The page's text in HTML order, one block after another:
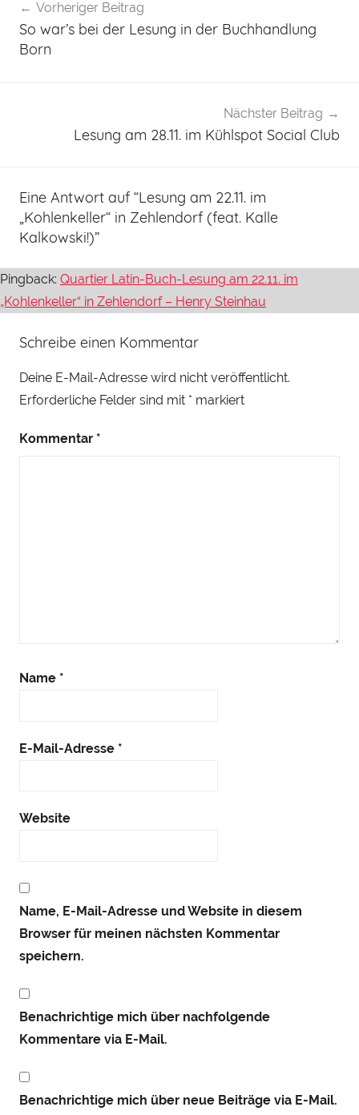
Vorheriger Beitrag
So war’s bei der Lesung in der Buchhandlung
Born
Nächster Beitrag
Lesung am 28.11. im Kühlspot Social Club
Eine Antwort auf “Lesung am 22.11. im
„Kohlenkeller“ in Zehlendorf (feat. Kalle
Kalkowski!)”
Pingback: Quartier Latin-Buch-Lesung am 22.11. im
„Kohlenkeller“ in Zehlendorf – Henry Steinhau
Schreibe einen Kommentar
Deine E-Mail-Adresse wird nicht veröffentlicht.
Erforderliche Felder sind mit * markiert
Kommentar *
Name *
E-Mail-Adresse *
Website
Name, E-Mail-Adresse und Website in diesem
Browser für meinen nächsten Kommentar
speichern.
Benachrichtige mich über nachfolgende
Kommentare via E-Mail.
Benachrichtige mich über neue Beiträge via E-Mail.